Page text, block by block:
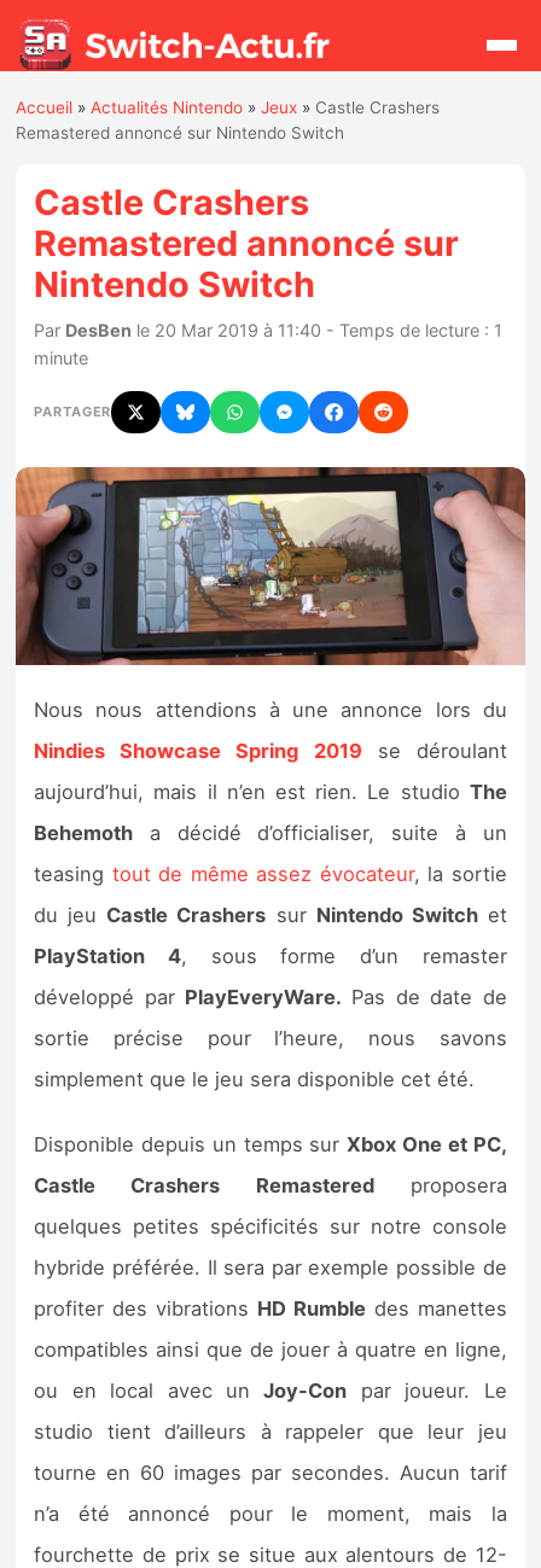
Actualités
Jeux
Hardware
Mises à jour
Chiffres de ventes
Rumeurs
Nintendo Direct
Tests et previews
Tests de jeux
Tests d’accessoires
Autres tests
Previews
Précommandes
Précommandes jeux Switch 2
Bons plans
Guides
Accueil »Actualités Nintendo »Jeux » Castle Crashers
Remastered annoncé sur Nintendo Switch
Castle Crashers
Remastered annoncé sur
Nintendo Switch
Par DesBen le 20 Mar 2019 à 11:40 - Temps de lecture : 1
minute
PARTAGER
Nous nous attendions à une annonce lors du
Nindies Showcase Spring 2019 se déroulant
aujourd’hui, mais il n’en est rien. Le studio The
Behemoth a décidé d’officialiser, suite à un
teasing tout de même assez évocateur, la sortie
du jeu Castle Crashers sur Nintendo Switchet
PlayStation 4, sous forme d’un remaster
développé par PlayEveryWare. Pas de date de
sortie précise pour l’heure, nous savons
simplement que le jeu sera disponible cet été.
Disponible depuis un temps surXbox One et PC,
Castle Crashers Remasteredproposera
quelques petites spécificités sur notre console
hybride préférée. Il sera par exemple possible de
profiter des vibrations HD Rumbledes manettes
compatibles ainsi que de jouer à quatre en ligne,
ou en local avec unJoy-Con par joueur. Le
studio tient d’ailleurs à rappeler que leur jeu
tourne en 60 images par secondes. Aucun tarif
n’a été annoncé pour le moment, mais la
fourchette de prix se situe aux alentours de 12-